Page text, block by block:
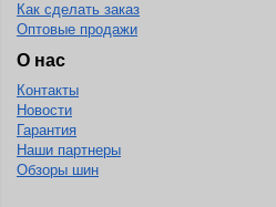
Как сделать заказ
Оптовые продажи
О нас
Контакты
Новости
Гарантия
Наши партнеры
Обзоры шин